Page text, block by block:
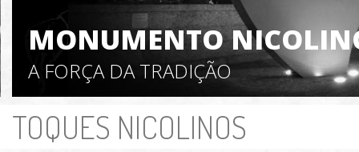
MONUMENTO
A FORÇA DA TRADIÇÃO
TOQUES NICOLINOS